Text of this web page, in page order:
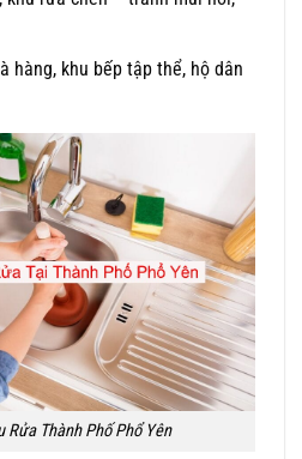
hàng, khu bếp tập thể, hộ dân
Rửa Thành Phố Phổ Yên